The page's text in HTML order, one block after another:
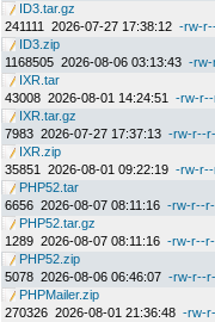
ID3.tar.gz
241111
2026-07-27 17:38:12 -rw-
ID3.zip
1168505 2026-08-06 03:13:43 -
IXR.tar
43008 2026-08-01 14:24:51 -rw-
IXR.tar.gz
7983 2026-07-27 17:37:13 -rw-r--
IXR.zip
35851
2026-08-01 09:22:19 -rw-
PHP52.tar
6656 2026-08-07 08:11:16 -rw-r--
PHP52.tar.gz
1289 2026-08-07 08:11:16 -rw-r--
PHP52.zip
5078 2026-08-06 06:46:07 -rw-r--
PHPMailer.zip
270326 2026-08-01 21:36:48 -rw-